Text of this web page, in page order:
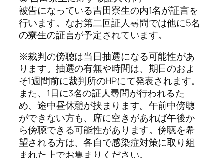
被告になっている吉田寮生の内1名が証言を
行います。なお第二回証人尋問では他に5名
の寮生の証言が予定されています。
※裁判の傍聴は当日抽選になる可能性があ
ります。抽選の有無や時間は、期日のおよ
そ1週間前に裁判所のHPにて発表されます。
また、1日に3名の証人尋問が行われるた
め、途中昼休憩が挟まります。午前中傍聴
ができない方も、席に空きがあれば午後か
ら傍聴できる可能性があります。傍聴を希
望される方は、各自で感染症対策に取り組
まれた上でお集まりください。